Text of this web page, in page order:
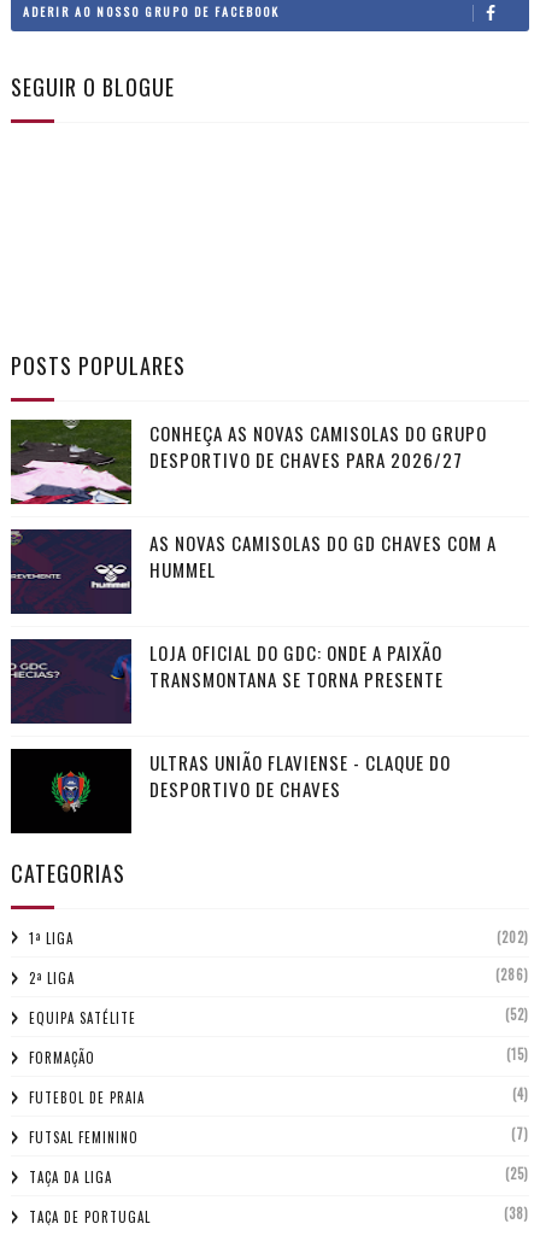
ADERIR AO NOSSO GRUPO DE FACEBOOK
SEGUIR O BLOGUE
POSTS POPULARES
CONHEÇA AS NOVAS CAMISOLAS DO GRUPO
DESPORTIVO DE CHAVES PARA 2026/27
AS NOVAS CAMISOLAS DO GD CHAVES COM A
HUMMEL
LOJA OFICIAL DO GDC: ONDE A PAIXÃO
TRANSMONTANA SE TORNA PRESENTE
ULTRAS UNIÃO FLAVIENSE - CLAQUE DO
DESPORTIVO DE CHAVES
CATEGORIAS
1ª LIGA (202)
2ª LIGA (286)
EQUIPA SATÉLITE (52)
FORMAÇÃO (15)
FUTEBOL DE PRAIA (4)
FUTSAL FEMININO (7)
TAÇA DA LIGA (25)
TAÇA DE PORTUGAL (38)